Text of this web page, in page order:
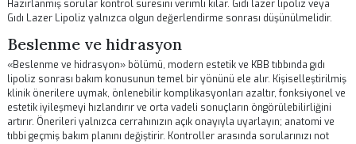
değiştirmeyin.Gıdı lazer lipolizveGıdı Lazer Lipolizgibi ilişkili
bütünleşik bakım ve şeffaf iletişimden fayda görür. «Kompresyon
hakkında kişisel açıklama için
«Kompresyon giysisi» sürecinde doğaçlama yapmayın veya
doğrulanmamış birden fazla tavsiyeyi birleştirmeyin. İlaç saatleri,
belirtiler ve aktivite sınırlarını içeren basit bir iyileşme günlüğü tutun.
aşamada günlük tutarlılık daha öngörülebilir sonuçlar oluşturur.
Tıbbi literatür, hasta eğitimi ve tedavi planına uyumun yüz ve burun